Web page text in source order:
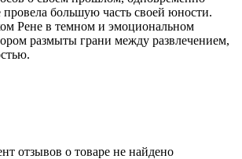
провела большую часть своей юности.
Рене в темном и эмоциональном
размыты грани между развлечением,
отзывов о товаре не найдено